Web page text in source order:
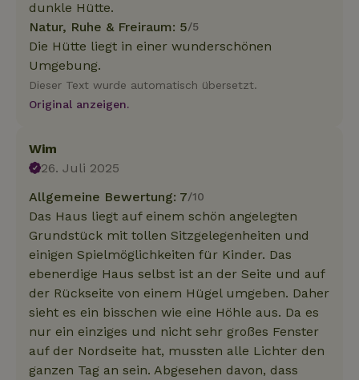
dunkle Hütte.
Natur, Ruhe & Freiraum: 5/5
Die Hütte liegt in einer wunderschönen
Umgebung.
Dieser Text wurde automatisch übersetzt.
Original anzeigen.
Wim
26. Juli 2025
Allgemeine Bewertung: 7/10
Das Haus liegt auf einem schön angelegten
Grundstück mit tollen Sitzgelegenheiten und
einigen Spielmöglichkeiten für Kinder. Das
ebenerdige Haus selbst ist an der Seite und auf
der Rückseite von einem Hügel umgeben. Daher
sieht es ein bisschen wie eine Höhle aus. Da es
nur ein einziges und nicht sehr großes Fenster
auf der Nordseite hat, mussten alle Lichter den
ganzen Tag an sein. Abgesehen davon, dass